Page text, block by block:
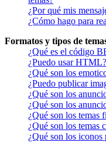
¿Por qué mis
¿Cómo hago para
Formatos y tipos de
¿Qué es el código
¿Puedo usar HTML?
¿Qué son los
¿Puedo publicar
¿Qué son los
¿Qué son los
¿Qué son los temas
¿Qué son los temas
¿Qué son los iconos